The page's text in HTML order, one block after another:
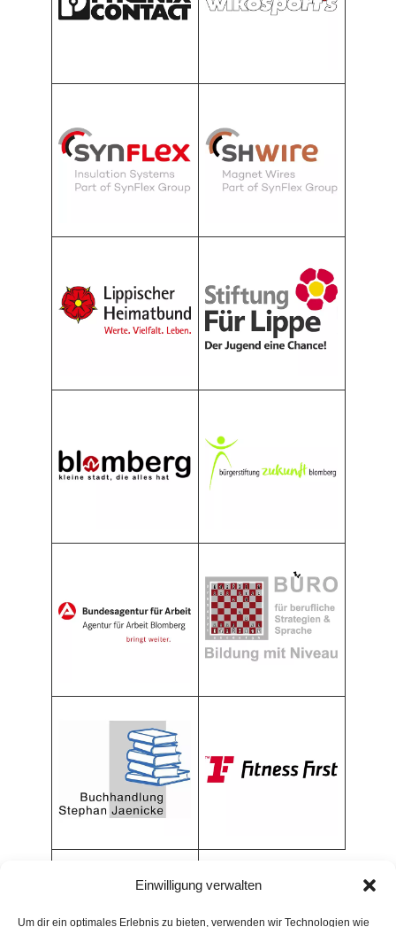
Einwilligung verwalten
Um dir ein optimales Erlebnis zu bieten, verwenden wir Technologien wie